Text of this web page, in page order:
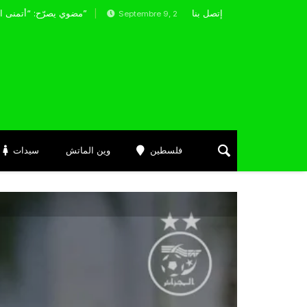
مضوي يصرّح: “أتمنى التوفيق لممثلي الكرة الجزائرية في المسابقات القارية” Septembre 9, 2025 إتصل بنا
سيدات وين الماتش فلسطين